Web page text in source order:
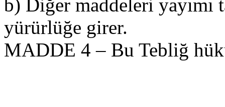
b) Diğer maddeleri yayımı
yürürlüğe girer.
MADDE 4 – Bu Tebliğ